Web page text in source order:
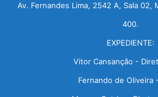
Av. Fernandes Lima, 2542 A, Sala 02,
400.
EXPEDIENTE:
Vitor Cansanção -
Fernando de Oliveira